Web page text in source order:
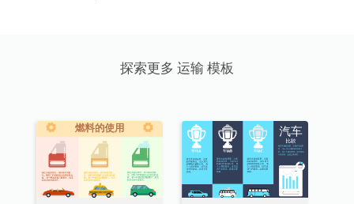
探索更多 运输 模板